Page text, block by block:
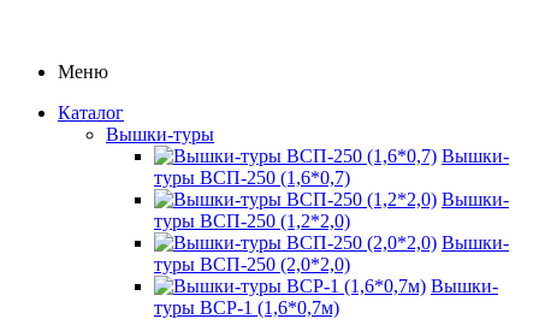
Меню
Каталог
Вышки-туры
Вышки-
туры ВСП-250 (1,6*0,7)
Вышки-
туры ВСП-250 (1,2*2,0)
Вышки-
туры ВСП-250 (2,0*2,0)
Вышки-
туры ВСР-1 (1,6*0,7м)